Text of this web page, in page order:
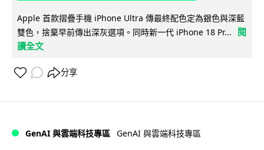
Apple 首款摺疊手機 iPhone Ultra 傳最終配色定為銀色與深藍
雙色，捨棄早前傳出深灰選項。同時新一代 iPhone 18 Pr...
閱
讀全文
分享
GenAI 與雲端科技專區 GenAI 與雲端科技專區